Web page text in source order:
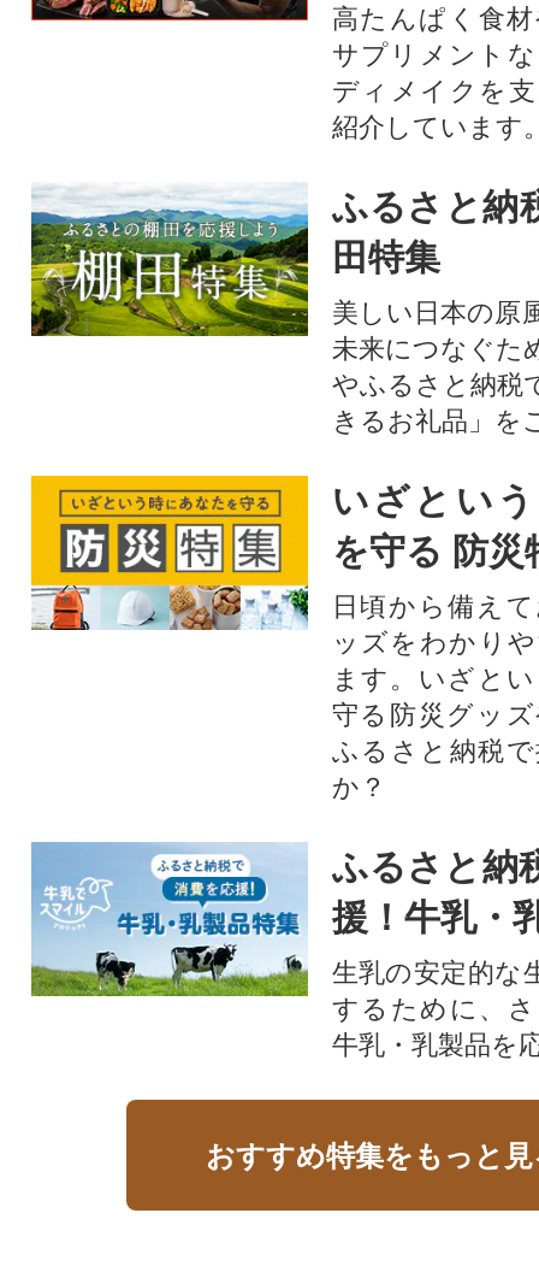
高たんぱく食
サプリメント
ディメイクを
紹介しています
ふるさと納
田特集
美しい日本の原
未来につなぐた
やふるさと納税
きるお礼品」を
いざとい
を守る 防災
日頃から備え
ッズをわかり
ます。いざと
守る防災グッ
ふるさと納税
か？
ふるさと納
援！牛乳・
生乳の安定的な
するために、
牛乳・乳製品を
おすすめ特集をもっと